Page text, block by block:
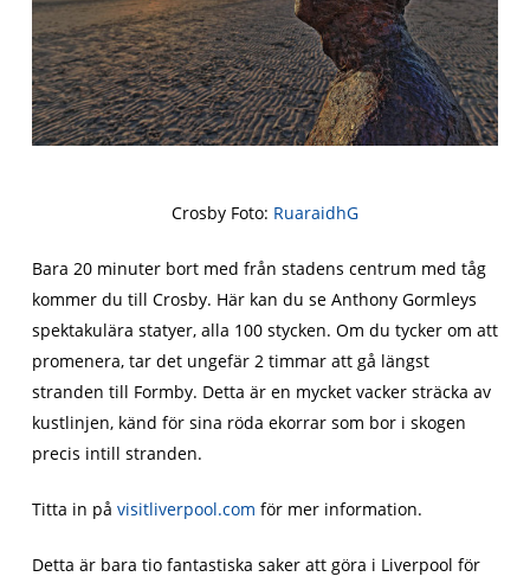
Crosby Foto: RuaraidhG
Bara 20 minuter bort med från stadens centrum med tåg
kommer du till Crosby. Här kan du se Anthony Gormleys
spektakulära statyer, alla 100 stycken. Om du tycker om att
promenera, tar det ungefär 2 timmar att gå längst
stranden till Formby. Detta är en mycket vacker sträcka av
kustlinjen, känd för sina röda ekorrar som bor i skogen
precis intill stranden.
Titta in på visitliverpool.com för mer information.
Detta är bara tio fantastiska saker att göra i Liverpool för